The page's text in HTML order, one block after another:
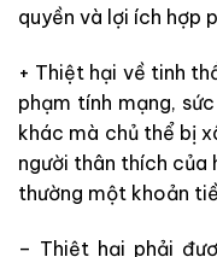
quyền và lợi ích hợp
+ Thiệt hại về tinh
phạm tính mạng,
khác mà chủ thể bị
người thân thích của
thường một khoản
– Thiệt hại phải